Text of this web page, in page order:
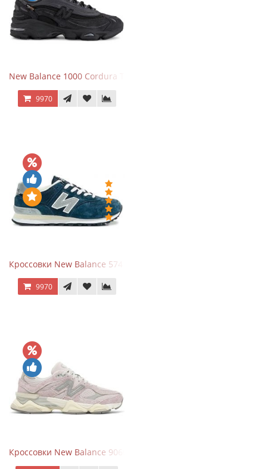
New Balance 1000 Cordura Trainers Black Cement
9970
Кроссовки New Balance 574 Navy Grey
9970
Кроссовки New Balance 9060 December Sky